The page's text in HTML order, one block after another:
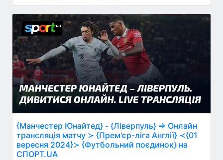
{Манчестер Юнайтед} - {Ліверпуль} ⇒ Онлайн
трансляція матчу ≻ {Прем'єр-ліга Англії} ≺{01
вересня 2024}≻ {Футбольний поєдинок} на
СПОРТ.UA